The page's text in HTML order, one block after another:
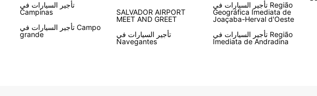
تأجير السيارات في
Campinas
تأجير السيارات في Campo
grande
SALVADOR AIRPORT
MEET AND GREET
تأجير السيارات في
Navegantes
تأجير السيارات في Região
Geográfica Imediata de
Joaçaba-Herval d'Oeste
تأجير السيارات في Região
Imediata de Andradina